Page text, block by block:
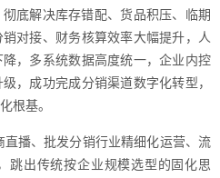
底解决库存错配、货品积压、临期
对接、财务核算效率大幅提升，人
，多系统数据高度统一，企业内控
，成功完成分销渠道数字化转型，
根基。
播、批发分销行业精细化运营、流
跳出传统按企业规模选型的固化思